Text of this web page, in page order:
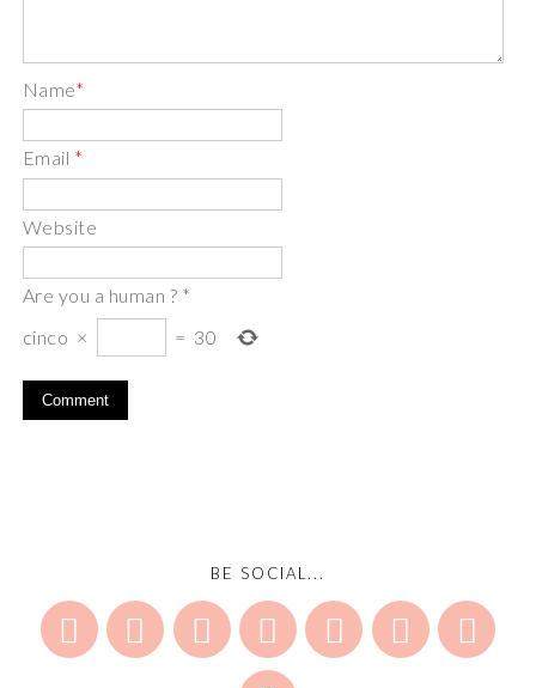
Name*
Email *
Website
Are you a human ? *
cinco × = 30
BE SOCIAL...